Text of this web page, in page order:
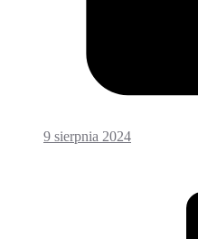
9 sierpnia 2024